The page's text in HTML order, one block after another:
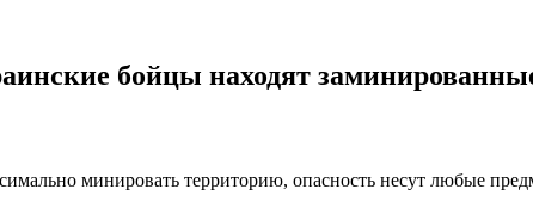
бойцы находят
минировать территорию, опасность несут любые